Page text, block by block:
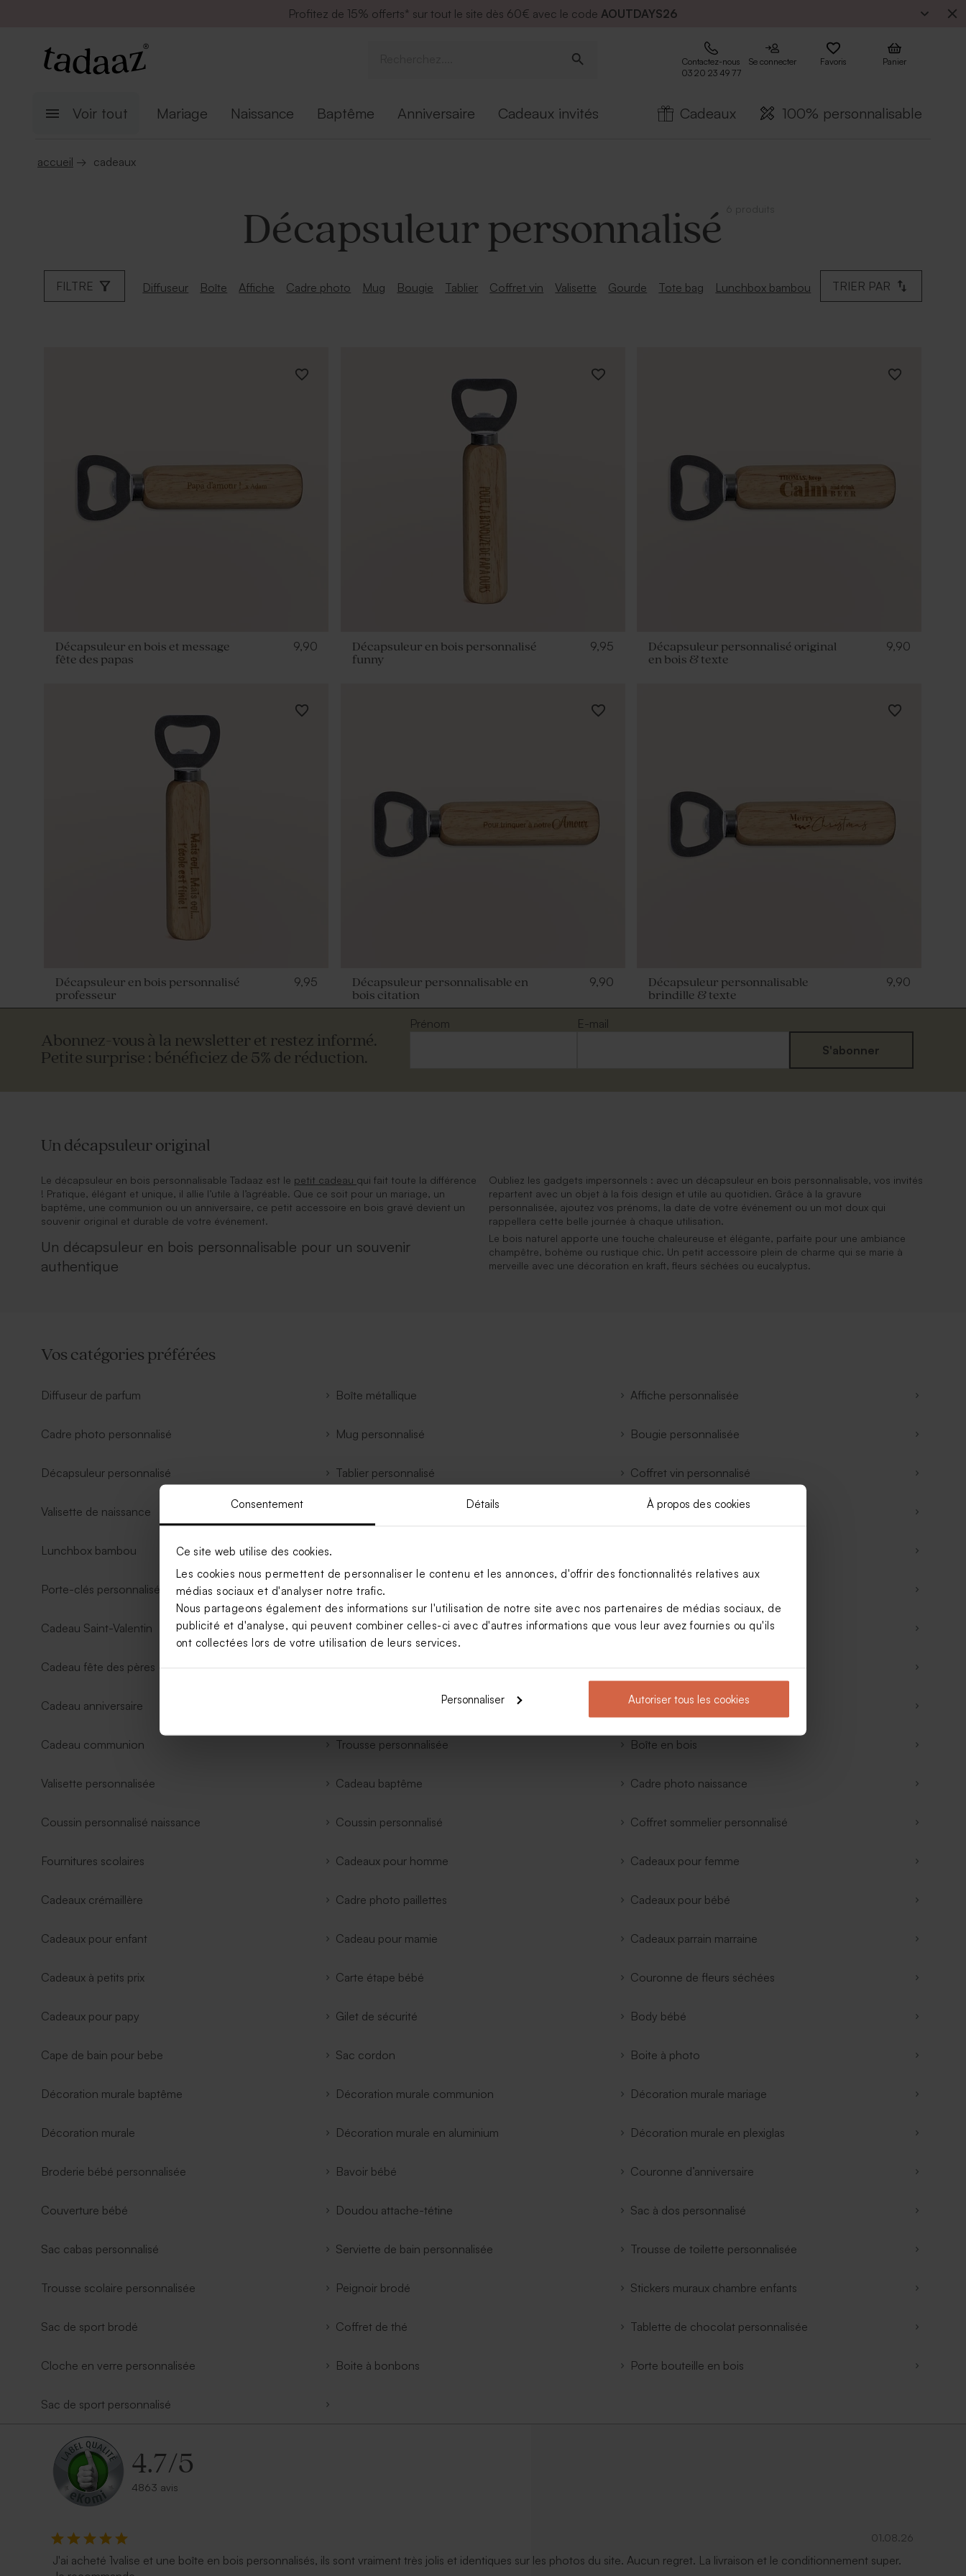
Consentement Détails À propos des cookies
Ce site web utilise des cookies.
Les cookies nous permettent de personnaliser le contenu et les annonces, d'offrir des fonctionnalités relatives aux
médias sociaux et d'analyser notre trafic.
Nous partageons également des informations sur l'utilisation de notre site avec nos partenaires de médias sociaux, de
publicité et d'analyse, qui peuvent combiner celles-ci avec d'autres informations que vous leur avez fournies ou qu'ils
ont collectées lors de votre utilisation de leurs services.
Personnaliser Autoriser tous les cookies
Profitez de 15% offerts* sur tout le site dès 60€ avec le code AOUTDAYS26
Contactez-nous
03 20 23 49 77
Se connecter Favoris Panier
Voir tout Mariage Naissance Baptême Anniversaire Cadeaux invités Cadeaux 100% personnalisable
accueil → cadeaux
Décapsuleur personnalisé
FILTRE Diffuseur Boîte Affiche Cadre photo Mug Bougie Tablier Coffret vin Valisette Gourde Tote bag Lunchbox bambou TRIER PAR
Décapsuleur en bois et message
fête des papas
9,90
Décapsuleur en bois personnalisé
funny
9,95
Décapsuleur personnalisé original
en bois & texte
9,90
Décapsuleur en bois personnalisé
professeur
9,95
Décapsuleur personnalisable en
bois citation
9,90
Décapsuleur personnalisable
brindille & texte
9,90
Abonnez-vous à la newsletter et restez informé.
Petite surprise : bénéficiez de 5% de réduction.
Prénom
E-mail
S'abonner
Un décapsuleur original
Le décapsuleur en bois personnalisable Tadaaz est le petit cadeau qui fait toute la différence
! Pratique, élégant et unique, il allie l’utile à l’agréable. Que ce soit pour un mariage, un
baptême, une communion ou un anniversaire, ce petit accessoire en bois gravé devient un
souvenir original et durable de votre événement.
Un décapsuleur en bois personnalisable pour un souvenir
authentique
Oubliez les gadgets impersonnels : avec un décapsuleur en bois personnalisable, vos invités
repartent avec un objet à la fois design et utile au quotidien. Grâce à la gravure
personnalisée, ajoutez vos prénoms, la date de votre événement ou un mot doux qui
rappellera cette belle journée à chaque utilisation.
Le bois naturel apporte une touche chaleureuse et élégante, parfaite pour une ambiance
champêtre, bohème ou rustique chic. Un petit accessoire plein de charme qui se marie à
merveille avec une décoration en kraft, fleurs séchées ou eucalyptus.
Vos catégories préférées
Diffuseur de parfum Boîte métallique Affiche personnalisée
Cadre photo personnalisé Mug personnalisé Bougie personnalisée
Décapsuleur personnalisé Tablier personnalisé Coffret vin personnalisé
Valisette de naissance Tote bag
Lunchbox bambou
Porte-clés personnalisé Toise en bois
Cadeau Saint-Valentin Cadeau mariage Cadeaux maître et maîtresse
Cadeau fête des pères
Cadeau anniversaire Cadeaux personnalisés Cadeau entreprise
Cadeau communion Trousse personnalisée Boîte en bois
Valisette personnalisée Cadeau baptême Cadre photo naissance
Coussin personnalisé naissance Coussin personnalisé Coffret sommelier personnalisé
Fournitures scolaires Cadeaux pour homme Cadeaux pour femme
Cadeaux crémaillère Cadre photo paillettes Cadeaux pour bébé
Cadeaux pour enfant Cadeau pour mamie Cadeaux parrain marraine
Cadeaux à petits prix Carte étape bébé Couronne de fleurs séchées
Cadeaux pour papy Gilet de sécurité Body bébé
Cape de bain pour bebe Sac cordon Boite à photo
Décoration murale baptême Décoration murale communion Décoration murale mariage
Décoration murale Décoration murale en aluminium Décoration murale en plexiglas
Broderie bébé personnalisée Bavoir bébé Couronne d’anniversaire
Couverture bébé Doudou attache-tétine Sac à dos personnalisé
Sac cabas personnalisé Serviette de bain personnalisée Trousse de toilette personnalisée
Trousse scolaire personnalisée Peignoir brodé Stickers muraux chambre enfants
Sac de sport brodé Coffret de thé Tablette de chocolat personnalisée
Cloche en verre personnalisée Boite à bonbons Porte bouteille en bois
Sac de sport personnalisé
4.7/5
4863 avis
01.08.26
J'ai acheté 1valise et une boîte en bois personnalisés, ils sont vraiment très jolis et identiques sur les photos du site. Aucun regret. La livraison et le conditionnement super.